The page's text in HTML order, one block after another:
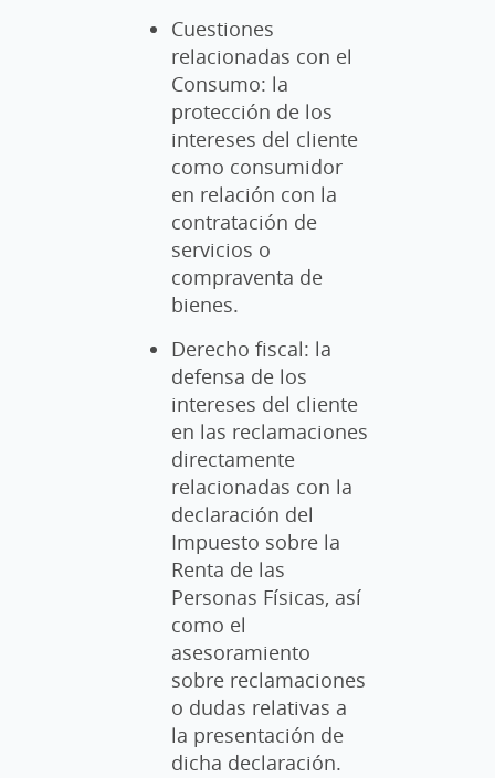
Cuestiones
relacionadas con el
Consumo: la
protección de los
intereses del cliente
como consumidor
en relación con la
contratación de
servicios o
compraventa de
bienes.
Derecho fiscal: la
defensa de los
intereses del cliente
en las reclamaciones
directamente
relacionadas con la
declaración del
Impuesto sobre la
Renta de las
Personas Físicas, así
como el
asesoramiento
sobre reclamaciones
o dudas relativas a
la presentación de
dicha declaración.